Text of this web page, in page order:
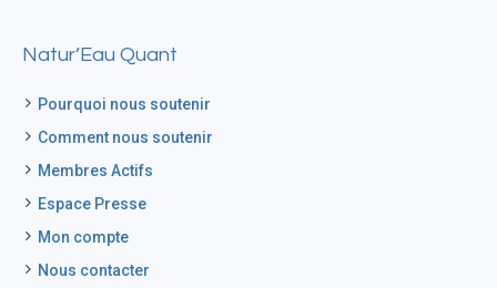
Natur’Eau Quant
Pourquoi nous soutenir
Comment nous soutenir
Membres Actifs
Espace Presse
Mon compte
Nous contacter